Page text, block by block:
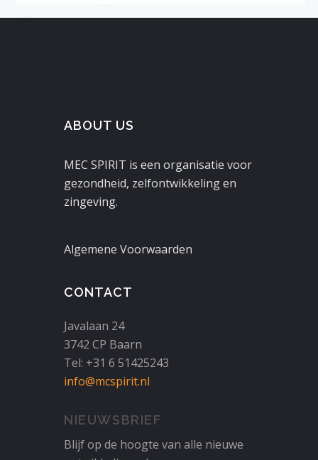
ABOUT US
MEC SPIRIT is een organisatie voor
gezondheid, zelfontwikkeling en
zingeving.
Algemene Voorwaarden
CONTACT
Javalaan 24
3742 CP Baarn
Tel: +31 6 51425243
info@mcspirit.nl
NIEUWSBRIEF
Blijf op de hoogte van alle nieuwe